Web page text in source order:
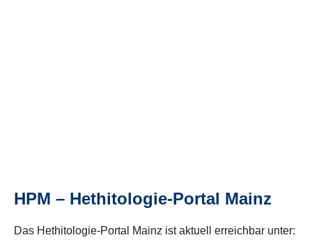
HPM – Hethitologie-Portal Mainz
Das Hethitologie-Portal Mainz ist aktuell erreichbar unter: